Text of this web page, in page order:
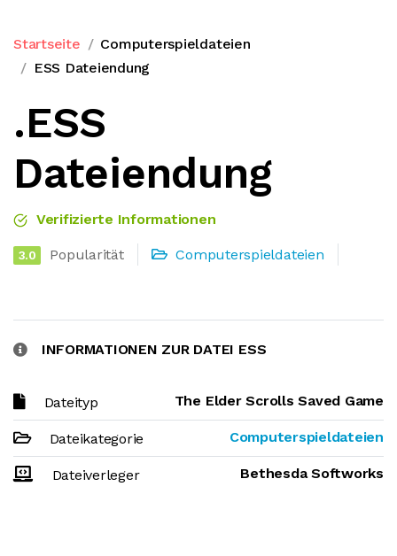
Startseite
Computerspieldateien
ESS Dateiendung
.ESS
Dateiendung
Verifizierte Informationen
3.0 Popularität Computerspieldateien
INFORMATIONEN ZUR DATEI ESS
Dateityp The Elder Scrolls Saved Game
Dateikategorie Computerspieldateien
Dateiverleger Bethesda Softworks